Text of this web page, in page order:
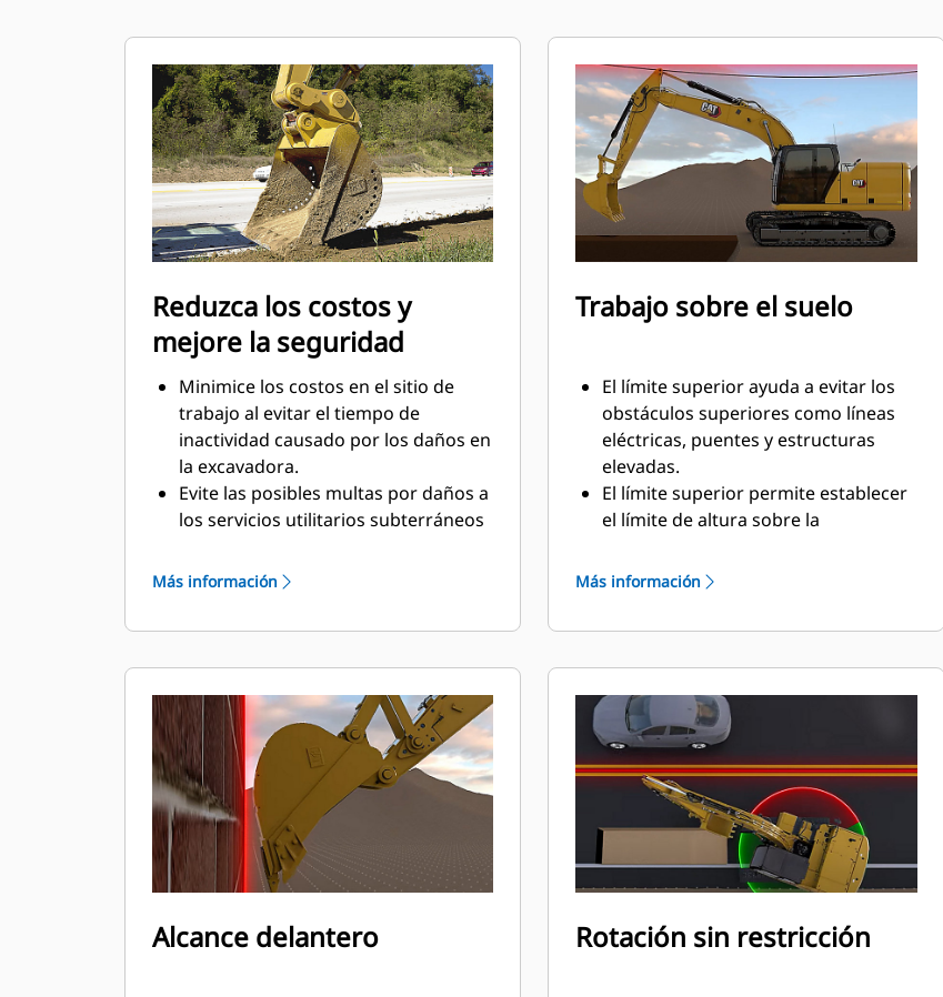
Reduzca los costos y
mejore la seguridad
Minimice los costos en el sitio de
trabajo al evitar el tiempo de
inactividad causado por los daños en
la excavadora.
Evite las posibles multas por daños a
los servicios utilitarios subterráneos
Trabaje de manera más segura con
la nivelación en la zanja y alrededor
funcionamiento simple reducen la
fatiga de operación causada por la
rotación y la excavación excesivas.
Más información
Trabajo sobre el suelo
El límite superior ayuda a evitar los
obstáculos superiores como líneas
eléctricas, puentes y estructuras
elevadas.
El límite superior permite establecer
el límite de altura sobre la
táctil. La pluma y el brazo se
límite.
Más información
Alcance delantero Rotación sin restricción